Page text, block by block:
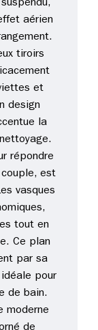
aérien
tiroirs
et
design
la
répondre
couple, est
vasques
tout en
Ce plan
par sa
pour
de bain.
moderne
de